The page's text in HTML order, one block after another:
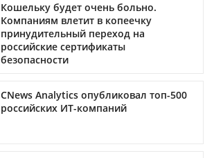
Кошельку будет очень больно.
Компаниям влетит в копеечку
принудительный переход на
российские сертификаты
безопасности
CNews Analytics опубликовал топ-500
российских ИТ-компаний